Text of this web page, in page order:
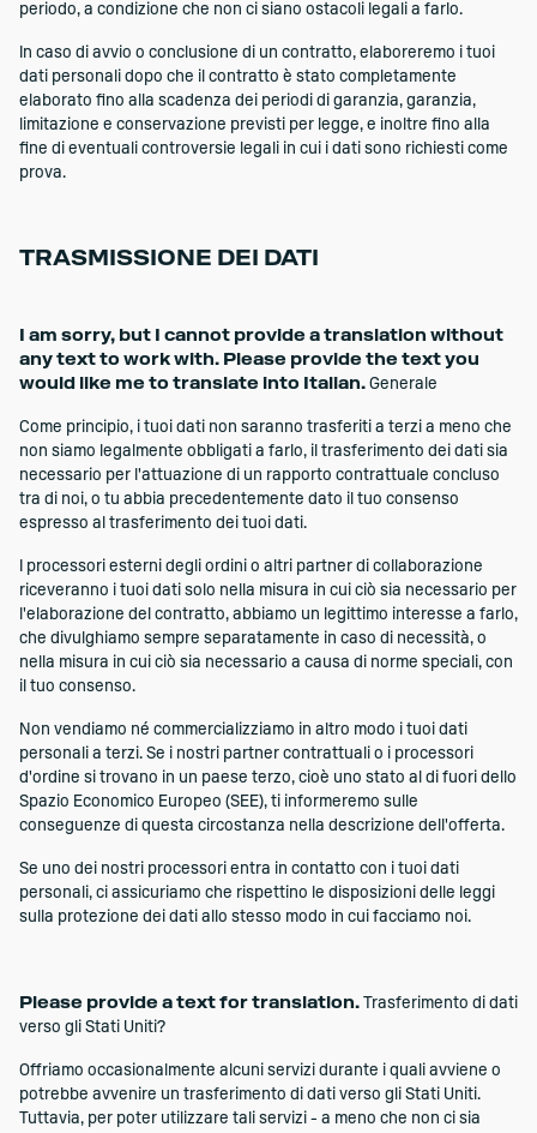
periodo, a condizione che non ci siano ostacoli legali a farlo.
In caso di avvio o conclusione di un contratto, elaboreremo i tuoi
dati personali dopo che il contratto è stato completamente
elaborato fino alla scadenza dei periodi di garanzia, garanzia,
limitazione e conservazione previsti per legge, e inoltre fino alla
fine di eventuali controversie legali in cui i dati sono richiesti come
prova.
TRASMISSIONE DEI DATI
I am sorry, but I cannot provide a translation without
any text to work with. Please provide the text you
would like me to translate into Italian. Generale
Come principio, i tuoi dati non saranno trasferiti a terzi a meno che
non siamo legalmente obbligati a farlo, il trasferimento dei dati sia
necessario per l'attuazione di un rapporto contrattuale concluso
tra di noi, o tu abbia precedentemente dato il tuo consenso
espresso al trasferimento dei tuoi dati.
I processori esterni degli ordini o altri partner di collaborazione
riceveranno i tuoi dati solo nella misura in cui ciò sia necessario per
l'elaborazione del contratto, abbiamo un legittimo interesse a farlo,
che divulghiamo sempre separatamente in caso di necessità, o
nella misura in cui ciò sia necessario a causa di norme speciali, con
il tuo consenso.
Non vendiamo né commercializziamo in altro modo i tuoi dati
personali a terzi. Se i nostri partner contrattuali o i processori
d'ordine si trovano in un paese terzo, cioè uno stato al di fuori dello
Spazio Economico Europeo (SEE), ti informeremo sulle
conseguenze di questa circostanza nella descrizione dell'offerta.
Se uno dei nostri processori entra in contatto con i tuoi dati
personali, ci assicuriamo che rispettino le disposizioni delle leggi
sulla protezione dei dati allo stesso modo in cui facciamo noi.
Please provide a text for translation. Trasferimento di dati
verso gli Stati Uniti?
Offriamo occasionalmente alcuni servizi durante i quali avviene o
potrebbe avvenire un trasferimento di dati verso gli Stati Uniti.
Tuttavia, per poter utilizzare tali servizi - a meno che non ci sia